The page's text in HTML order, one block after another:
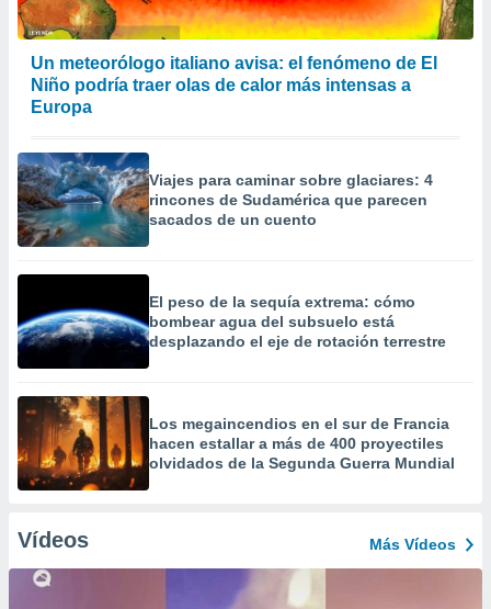
Un meteorólogo italiano avisa: el fenómeno de El
Niño podría traer olas de calor más intensas a
Europa
Viajes para caminar sobre glaciares: 4
rincones de Sudamérica que parecen
sacados de un cuento
El peso de la sequía extrema: cómo
bombear agua del subsuelo está
desplazando el eje de rotación terrestre
Los megaincendios en el sur de Francia
hacen estallar a más de 400 proyectiles
olvidados de la Segunda Guerra Mundial
Vídeos Más Vídeos